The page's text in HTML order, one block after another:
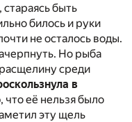
быть
билось и руки
не осталось воды.
Но рыба
среди
в
её нельзя было
эту щель